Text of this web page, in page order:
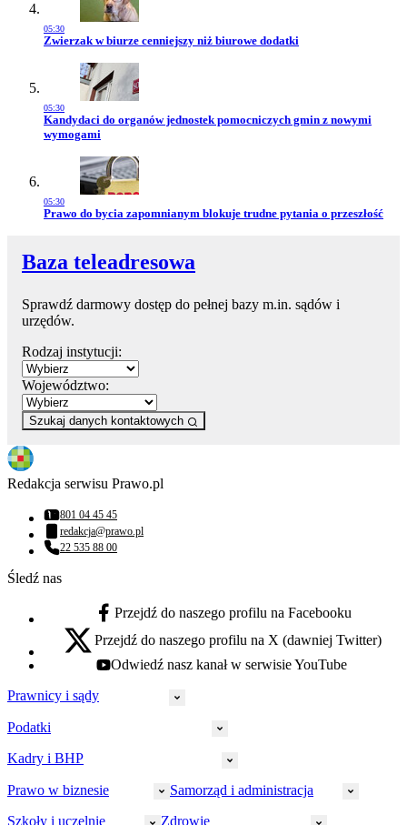
05:30
Przejdź do artykułu:
Zwierzak w biurze cenniejszy niż biurowe dodatki
05:30
Przejdź do artykułu:
Kandydaci do organów jednostek pomocniczych gmin z nowymi
wymogami
05:30
Przejdź do artykułu:
Prawo do bycia zapomnianym blokuje trudne pytania o przeszłość
Baza teleadresowa
Sprawdź darmowy dostęp do pełnej bazy m.in. sądów i
urzędów.
Rodzaj instytucji:
Województwo:
Szukaj danych kontaktowych
Redakcja serwisu Prawo.pl
Numer telefonu:
801 04 45 45
Adres email:
redakcja@prawo.pl
Numer telefonu:
22 535 88 00
Śledź nas
facebook - otwiera się w nowej karcie
Przejdź do naszego profilu na Facebooku
x - otwiera się w nowej karcie
Przejdź do naszego profilu na X (dawniej Twitter)
youtube - otwiera się w nowej karcie
Odwiedź nasz kanał w serwisie YouTube
Prawnicy i sądy
Prawnicy
Policja
Podatki
CIT
Akcyza
Kadry i BHP
HR
Prawo w biznesie Samorząd i administracja
Szkoły i uczelnie Zdrowie